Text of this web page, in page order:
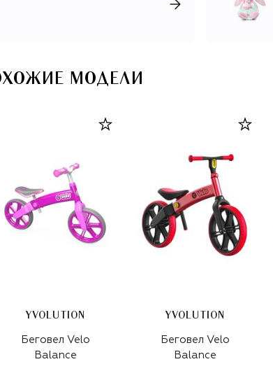
МОДЕЛИ
YVOLUTION
Беговел Velo
Balance
YVOLUTION
Беговел Velo
Balance